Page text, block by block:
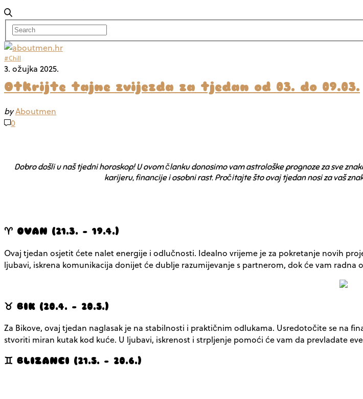
#Chill
3. ožujka 2025.
Otkrijte tajne zvijezda za tjedan od 03. do 09.03.
byAboutmen
0
Dobro došli u naš tjedni horoskop! U ovom članku donosimo vam astrološke prognoze za sve
karijeru, financije i osobni rast. Pročitajte što ovaj tjedan nosi za vaš
♈ OVAN (21.3. – 19.4.)
Ovaj tjedan osjetit ćete nalet energije i odlučnosti. Idealno vrijeme je za pokretanje novih
ljubavi, iskrena komunikacija donijet će dublje razumijevanje s partnerom, dok će vam radna
♉ BIK (20.4. – 20.5.)
Za Bikove, ovaj tjedan naglasak je na stabilnosti i praktičnim odlukama. Usredotočite se na
stvoriti miran kutak kod kuće. U ljubavi, iskrenost i strpljenje pomoći će vam da prevladate
♊ BLIZANCI (21.5. – 20.6.)